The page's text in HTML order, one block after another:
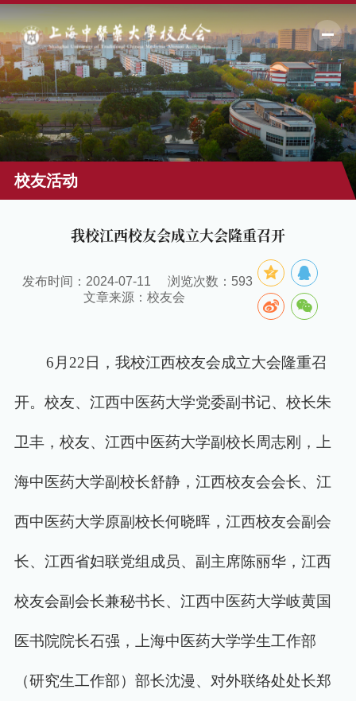
校友活动
我校江西校友会成立大会隆重召开
发布时间：2024-07-11 浏览次数： 593
文章来源：校友会
6月22日，我校江西校友会成立大会隆重召
开。校友、江西中医药大学党委副书记、校长朱
卫丰，校友、江西中医药大学副校长周志刚，上
海中医药大学副校长舒静，江西校友会会长、江
西中医药大学原副校长何晓晖，江西校友会副会
长、江西省妇联党组成员、副主席陈丽华，江西
校友会副会长兼秘书长、江西中医药大学岐黄国
医书院院长石强，上海中医药大学学生工作部
（研究生工作部）部长沈漫、对外联络处处长郑